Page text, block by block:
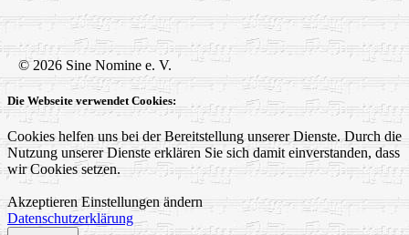
© 2026 Sine Nomine e. V.
Die Webseite verwendet Cookies:
Cookies helfen uns bei der Bereitstellung unserer Dienste. Durch die
Nutzung unserer Dienste erklären Sie sich damit einverstanden, dass
wir Cookies setzen.
Akzeptieren Einstellungen ändern
Datenschutzerklärung